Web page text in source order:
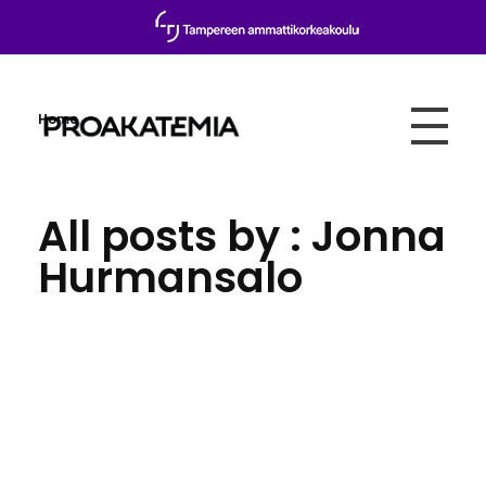
Home
All posts by : Jonna
Hurmansalo